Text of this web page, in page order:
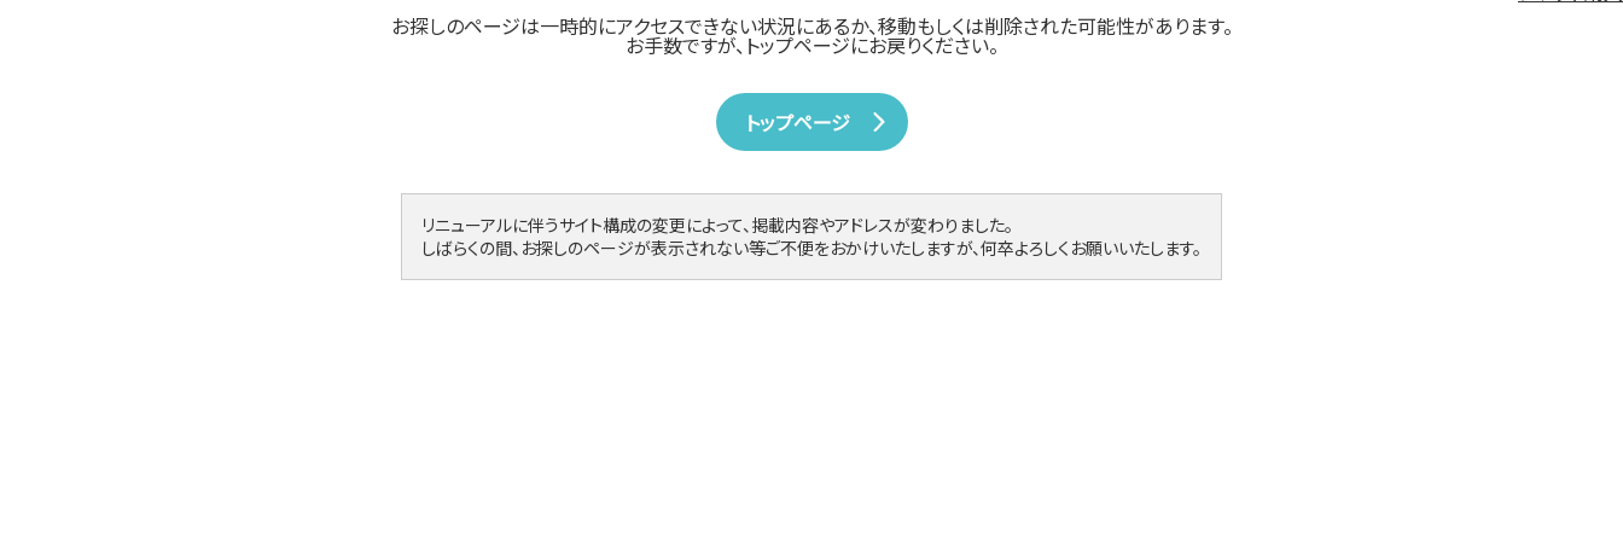
お探しのページは一時的にアクセスできない状況にあるか、移動もしくは削除された可能性があります。
お手数ですが、トップページにお戻りください。
トップページ
リニューアルに伴うサイト構成の変更によって、掲載内容やアドレスが変わりました。
しばらくの間、お探しのページが表示されない等ご不便をおかけいたしますが、何卒よろしくお願いいたします。